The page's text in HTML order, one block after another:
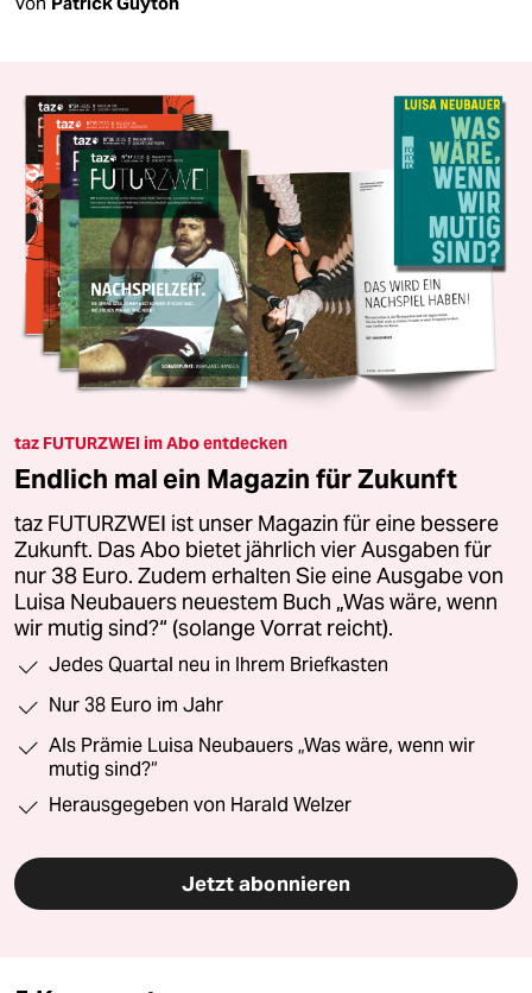
taz FUTURZWEI im Abo entdecken
Endlich mal ein Magazin für Zukunft
taz FUTURZWEI ist unser Magazin für eine bessere
Zukunft. Das Abo bietet jährlich vier Ausgaben für
nur 38 Euro. Zudem erhalten Sie eine Ausgabe von
Luisa Neubauers neuestem Buch „Was wäre, wenn
wir mutig sind?“ (solange Vorrat reicht).
Jedes Quartal neu in Ihrem Briefkasten
Nur 38 Euro im Jahr
Als Prämie Luisa Neubauers „Was wäre, wenn wir
mutig sind?“
Herausgegeben von Harald Welzer
Jetzt abonnieren